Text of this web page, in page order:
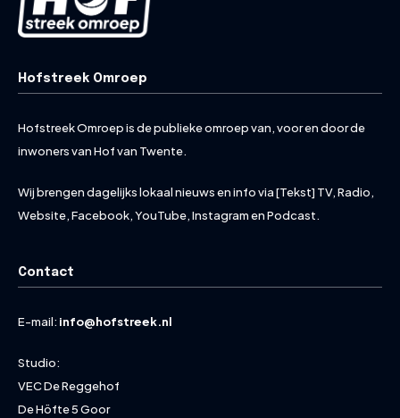
Hofstreek Omroep
Hofstreek Omroep is de publieke omroep van, voor en door de
inwoners van Hof van Twente.
Wij brengen dagelijks lokaal nieuws en info via [Tekst] TV, Radio,
Website, Facebook, YouTube, Instagram en Podcast.
Contact
E-mail: info@hofstreek.nl
Studio:
VEC De Reggehof
De Höfte 5 Goor